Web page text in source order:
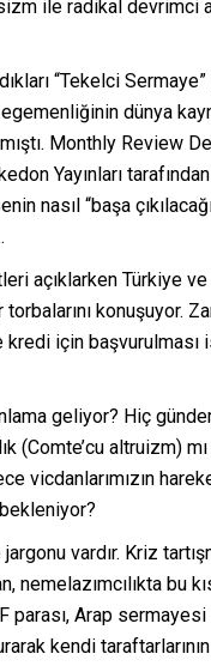
ile radikal devrimci
“Tekelci
dünya
Monthly Review
Yayınları
nasıl “başa
açıklarken Türkiye
konuşuyor.
kredi için
geliyor? Hiç
(Comte’cu altruizm)
vicdanlarımızın
vardır. Kriz
bu
parası, Arap
kendi